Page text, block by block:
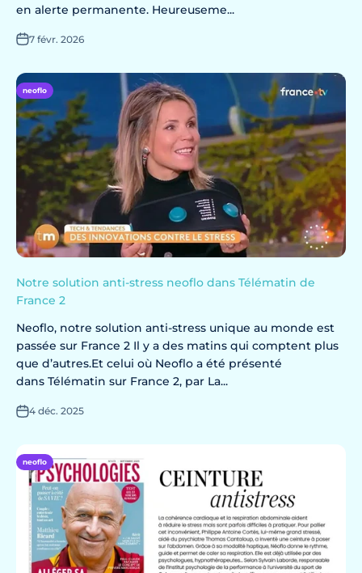
en alerte permanente. Heureuseme...
7 févr. 2026
neoflo
Notre solution anti-stress neoflo dans Télématin de
France 2
Neoflo, notre solution anti-stress unique au monde est
passée sur France 2 Il y a des matins qui comptent plus
que d’autres.Et celui où Neoflo a été présenté
dans Télématin sur France 2, par La...
4 déc. 2025
neoflo